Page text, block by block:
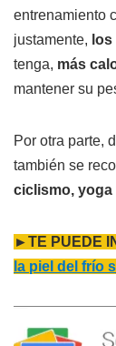
entrenamiento
justamente,
tenga, más
mantener su
Por otra parte,
también se
ciclismo, yoga
►TE PUEDE
la piel del frío